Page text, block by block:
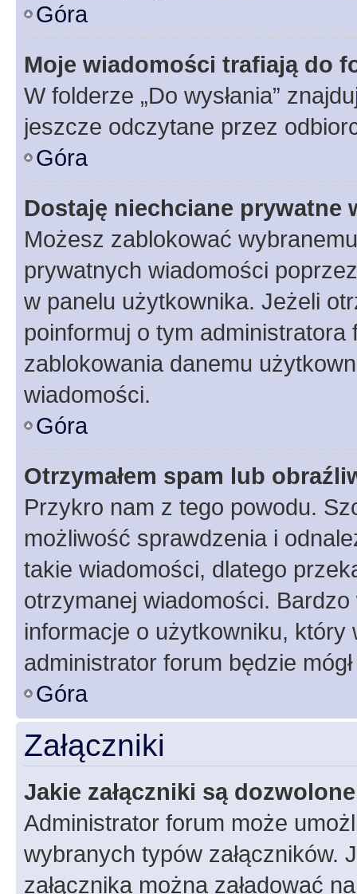
Góra
Moje wiadomości trafiają do
W folderze „Do wysłania”
jeszcze odczytane przez
Góra
Dostaję niechciane prywatne
Możesz zablokować
prywatnych wiadomości
w panelu użytkownika. Jeżeli
poinformuj o tym
zablokowania danemu
wiadomości.
Góra
Otrzymałem spam lub
Przykro nam z tego powodu.
możliwość sprawdzenia i
takie wiadomości, dlatego
otrzymanej wiadomości.
informacje o użytkowniku, który
administrator forum będzie
Góra
Załączniki
Jakie załączniki są
Administrator forum może
wybranych typów załączników.
załącznika można załadować